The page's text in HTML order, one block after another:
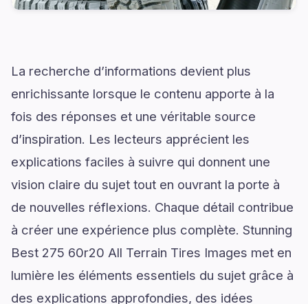
La recherche d’informations devient plus
enrichissante lorsque le contenu apporte à la
fois des réponses et une véritable source
d’inspiration. Les lecteurs apprécient les
explications faciles à suivre qui donnent une
vision claire du sujet tout en ouvrant la porte à
de nouvelles réflexions. Chaque détail contribue
à créer une expérience plus complète. Stunning
Best 275 60r20 All Terrain Tires Images met en
lumière les éléments essentiels du sujet grâce à
des explications approfondies, des idées